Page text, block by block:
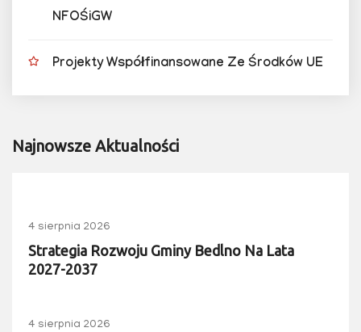
NFOŚiGW
Projekty Współfinansowane Ze Środków UE
Najnowsze Aktualności
4 sierpnia 2026
Strategia Rozwoju Gminy Bedlno Na Lata
2027-2037
4 sierpnia 2026